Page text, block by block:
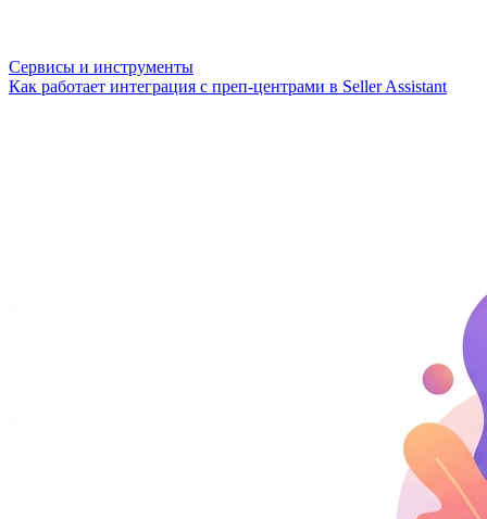
Сервисы и инструменты
Как работает интеграция с преп-центрами в Seller Assistant